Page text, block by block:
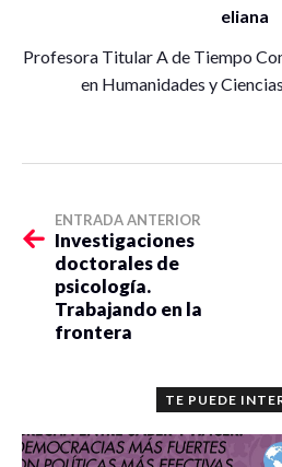
eliana
Profesora Titular A de Tiempo
en Humanidades y
ENTRADA ANTERIOR
Investigaciones
doctorales de
psicología.
Trabajando en la
frontera
TE PUEDE